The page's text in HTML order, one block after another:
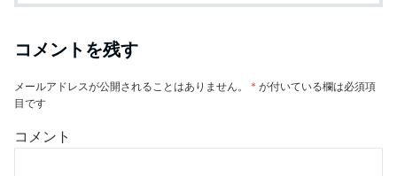
コメントを残す
メールアドレスが公開されることはありません。 * が付いている欄は必須項
目です
コメント